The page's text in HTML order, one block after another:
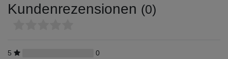
Kundenrezensionen (0)
5
0